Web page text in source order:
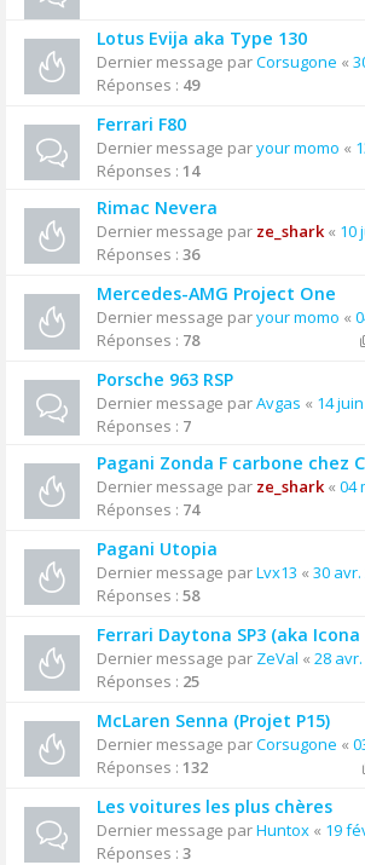
Lotus Evija aka Type 130
Dernier message parCorsugone «
Réponses : 49
Ferrari F80
Dernier message paryour momo «
Réponses : 14
Rimac Nevera
Dernier message par ze_shark« 10
Réponses : 36
Mercedes-AMG Project One
Dernier message paryour momo «
Réponses : 78
Porsche 963 RSP
Dernier message parAvgas « 14
Réponses : 7
Pagani Zonda F carbone chez
Dernier message par ze_shark« 04
Réponses : 74
Pagani Utopia
Dernier message parLvx13 « 30 avr.
Réponses : 58
Ferrari Daytona SP3 (aka Icona
Dernier message par ZeVal « 28
Réponses : 25
McLaren Senna (Projet P15)
Dernier message parCorsugone «
Réponses : 132
Les voitures les plus chères
Dernier message parHuntox « 19
Réponses : 3